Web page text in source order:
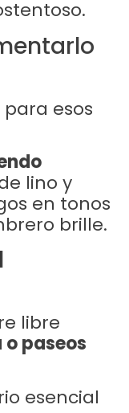
esos
lino y
en tonos
brille.
libre
paseos
esencial